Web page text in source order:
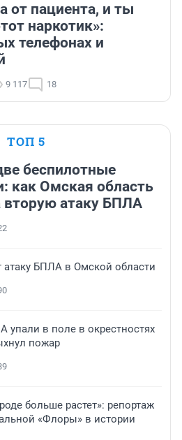
от пациента, и ты
наркотик»:
телефонах и
9 117 18
ТОП 5
беспилотные
как Омская область
вторую атаку БПЛА
атаку БПЛА в Омской области
упали в поле в окрестностях
пожар
больше растет»: репортаж
«Флоры» в истории